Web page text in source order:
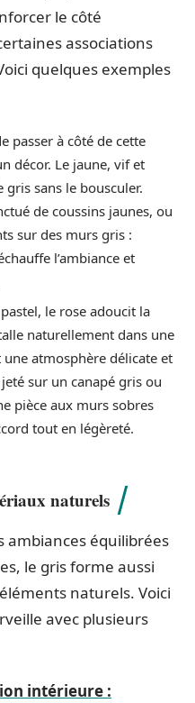
le côté
associations
quelques exemples
passer à côté de cette
décor. Le jaune, vif et
sans le bousculer.
de coussins jaunes, ou
sur des murs gris :
l’ambiance et
le rose adoucit la
naturellement dans une
atmosphère délicate et
sur un canapé gris ou
pièce aux murs sobres
tout en légèreté.
naturels
ambiances équilibrées
le gris forme aussi
naturels. Voici
avec plusieurs
intérieure :